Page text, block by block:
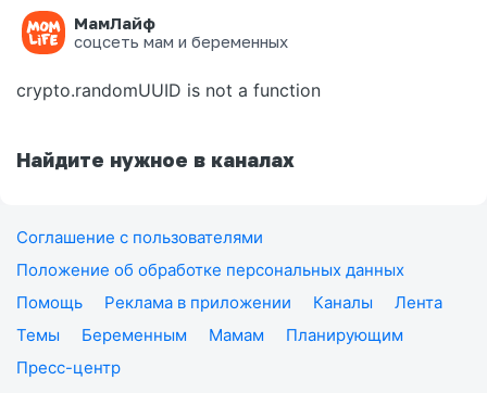
МамЛайф
соцсеть мам и беременных
Ошибка на странице
crypto.randomUUID is not a function
Найдите нужное в каналах
Соглашение с пользователями
Положение об обработке персональных данных
Помощь
Реклама в приложении Каналы
Лента
Темы
Беременным Мамам
Планирующим
Пресс-центр